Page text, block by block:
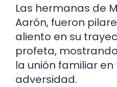
Las hermanas de
Aarón, fueron
aliento en su
profeta,
la unión familiar
adversidad.